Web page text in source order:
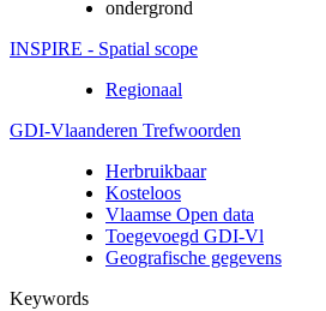
ondergrond
INSPIRE - Spatial scope
Regionaal
GDI-Vlaanderen Trefwoorden
Herbruikbaar
Kosteloos
Vlaamse Open data
Toegevoegd GDI-Vl
Geografische gegevens
Keywords